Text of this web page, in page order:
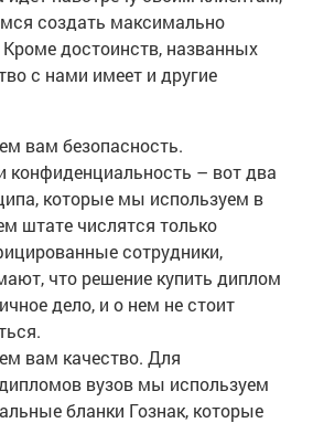
создать максимально
достоинств, названных
с нами имеет и другие
вам безопасность.
конфиденциальность – вот два
которые мы используем в
штате числятся только
сотрудники,
что решение купить диплом
дело, и о нем не стоит
вам качество. Для
вузов мы используем
бланки Гознак, которые